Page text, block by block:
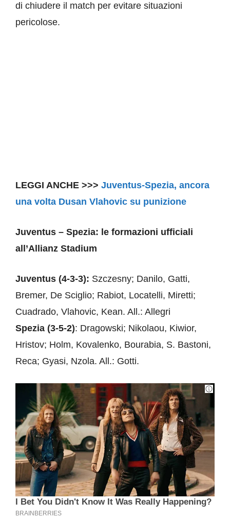
di chiudere il match per evitare situazioni
pericolose.
LEGGI ANCHE >>> Juventus-Spezia, ancora
una volta Dusan Vlahovic su punizione
Juventus – Spezia: le formazioni ufficiali
all’Allianz Stadium
Juventus (4-3-3): Szczesny; Danilo, Gatti,
Bremer, De Sciglio; Rabiot, Locatelli, Miretti;
Cuadrado, Vlahovic, Kean. All.: Allegri
Spezia (3-5-2): Dragowski; Nikolaou, Kiwior,
Hristov; Holm, Kovalenko, Bourabia, S. Bastoni,
Reca; Gyasi, Nzola. All.: Gotti.